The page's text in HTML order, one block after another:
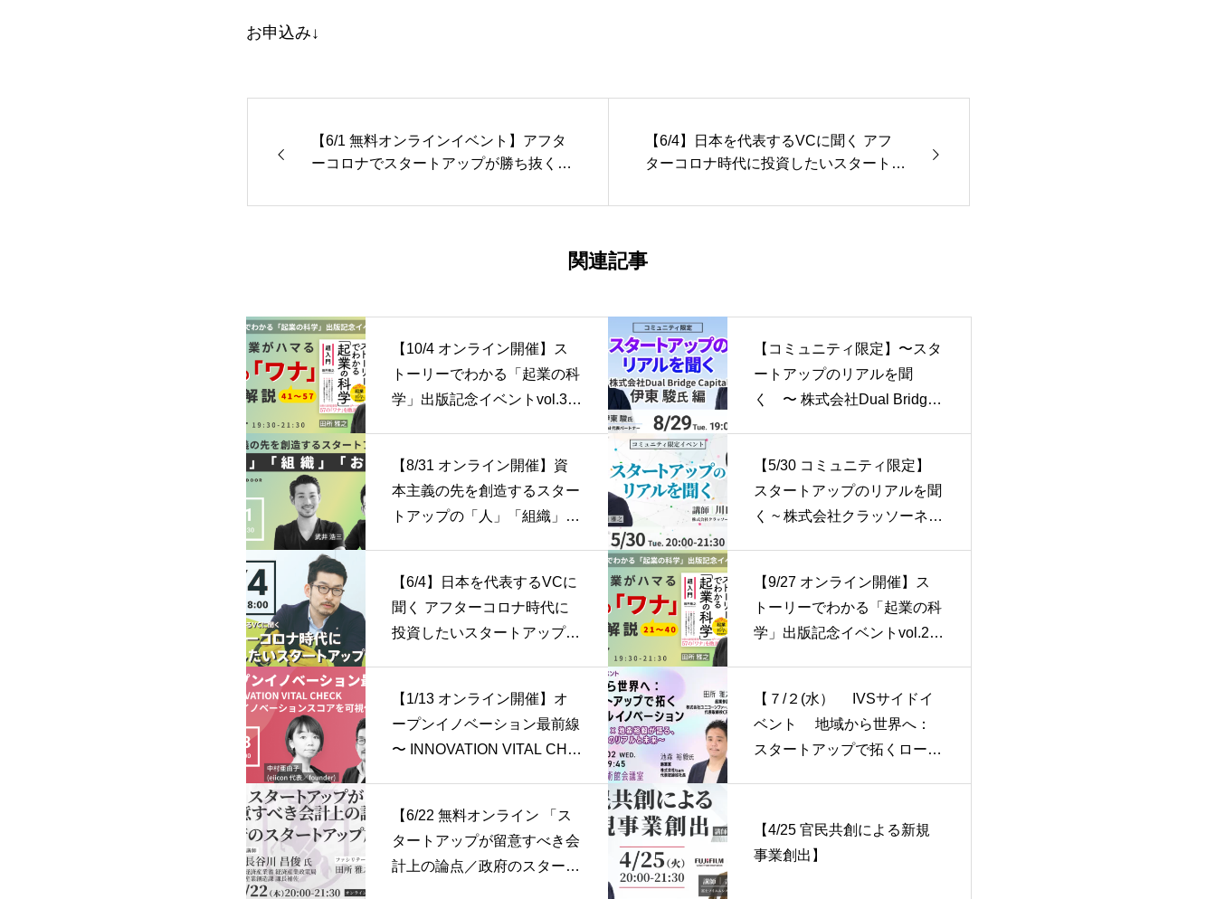
お申込み↓
【6/1 無料オンラインイベント】アフタ
ーコロナでスタートアップが勝ち抜くた
【6/4】日本を代表するVCに聞く アフ
ターコロナ時代に投資したいスタートア
関連記事
【10/4 オンライン開催】ス
トーリーでわかる「起業の科
学」出版記念イベントvol.3
【コミュニティ限定】〜スタ
ートアップのリアルを聞
く 〜 株式会社Dual Bridge
【8/31 オンライン開催】資
本主義の先を創造するスター
トアップの「人」「組織」
【5/30 コミュニティ限定】
スタートアップのリアルを聞
く ~ 株式会社クラッソーネ
【6/4】日本を代表するVCに
聞く アフターコロナ時代に
投資したいスタートアップと
【9/27 オンライン開催】ス
トーリーでわかる「起業の科
学」出版記念イベントvol.2
【1/13 オンライン開催】オ
ープンイノベーション最前線
〜 INNOVATION VITAL CHE
【７/２(水） IVSサイドイ
ベント 地域から世界へ：
スタートアップで拓くローカ
【6/22 無料オンライン 「ス
タートアップが留意すべき会
計上の論点／政府のスタート
【4/25 官民共創による新規
事業創出】